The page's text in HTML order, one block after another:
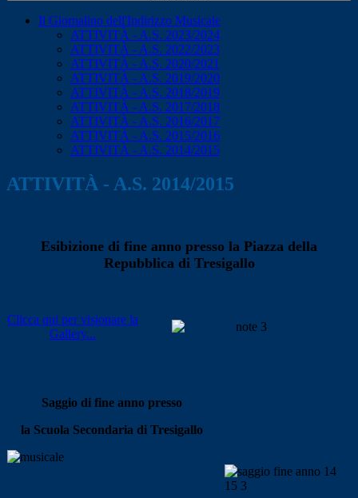
Il Giornalino dell'Indirizzo Musicale
ATTIVITÀ - A.S. 2023/2024
ATTIVITÀ - A.S. 2022/2023
ATTIVITÀ - A.S. 2020/2021
ATTIVITÀ - A.S. 2019/2020
ATTIVITÀ - A.S. 2018/2019
ATTIVITÀ - A.S. 2017/2018
ATTIVITÀ - A.S. 2016/2017
ATTIVITÀ - A.S. 2015/2016
ATTIVITÀ - A.S. 2014/2015
ATTIVITÀ - A.S. 2014/2015
Esibizione di fine anno presso la Piazza della
Repubblica di Tresigallo
Clicca qui per visionare la
Gallery...
Saggio di fine anno presso
la Scuola Secondaria di Tresigallo